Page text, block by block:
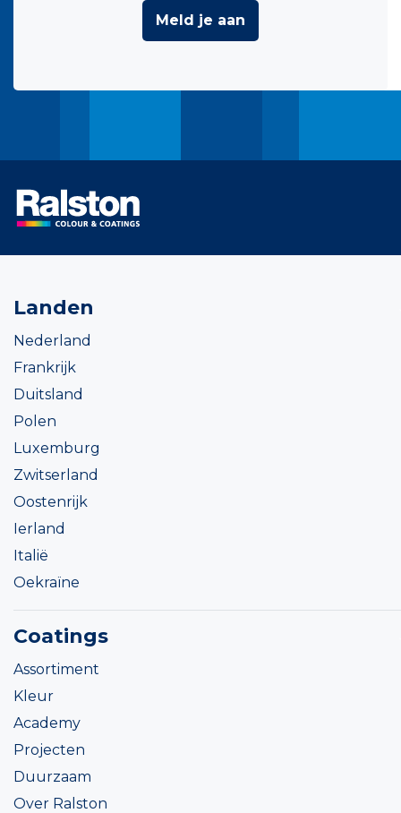
Meld je aan
Landen
Nederland
Frankrijk
Duitsland
Polen
Luxemburg
Zwitserland
Oostenrijk
Ierland
Italië
Oekraïne
Coatings
Assortiment
Kleur
Academy
Projecten
Duurzaam
Over Ralston